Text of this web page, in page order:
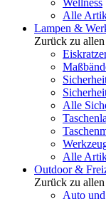
Wellness
Alle
Lampen &
Zurück zu
Alle
Alle
Outdoor &
Zurück zu
Auto